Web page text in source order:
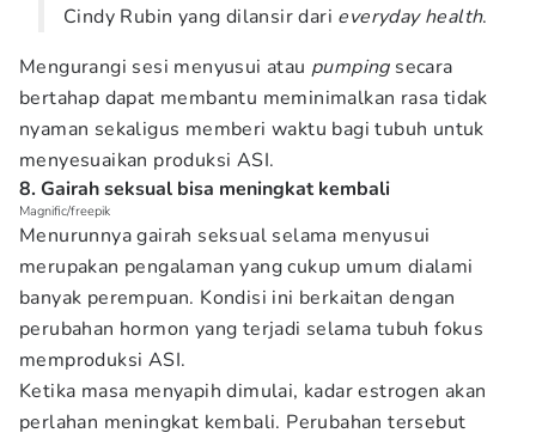
Cindy Rubin yang dilansir dari everyday health.
Mengurangi sesi menyusui atau pumpingsecara
bertahap dapat membantu meminimalkan rasa tidak
nyaman sekaligus memberi waktu bagi tubuh untuk
menyesuaikan produksi ASI.
8. Gairah seksual bisa meningkat kembali
Magnific/freepik
Menurunnya gairah seksual selama menyusui
merupakan pengalaman yang cukup umum dialami
banyak perempuan. Kondisi ini berkaitan dengan
perubahan hormon yang terjadi selama tubuh fokus
memproduksi ASI.
Ketika masa menyapih dimulai, kadar estrogen akan
perlahan meningkat kembali. Perubahan tersebut